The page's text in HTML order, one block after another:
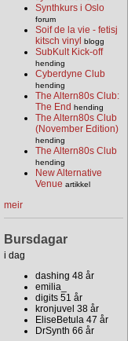
Synthkurs i Oslo
forum
Soif de la vie - fetisj
kitsch vinyl
blogg
SubKult Kick-off
hending
Cyberdyne Club
hending
The Altern80s Club:
The End hending
The Altern80s Club
(November Edition)
hending
The Altern80s Club
hending
New Alternative
Venue artikkel
meir
Bursdagar
i dag
dashing 48 år
emilia_
digits 51 år
kronjuvel 38 år
EliseBetula 47 år
DrSynth 66 år